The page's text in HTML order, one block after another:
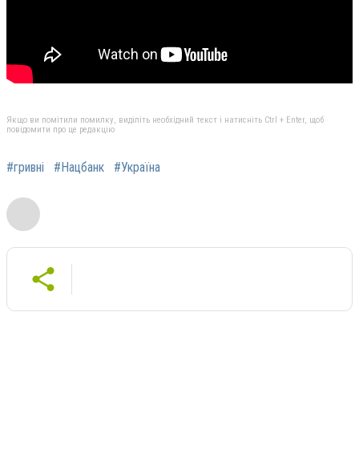
Якщо ви помітили помилку, виділіть необхідний текст і натисніть Ctrl + Enter, щоб
повідомити про це редакцію
#гривні #Нацбанк #Україна